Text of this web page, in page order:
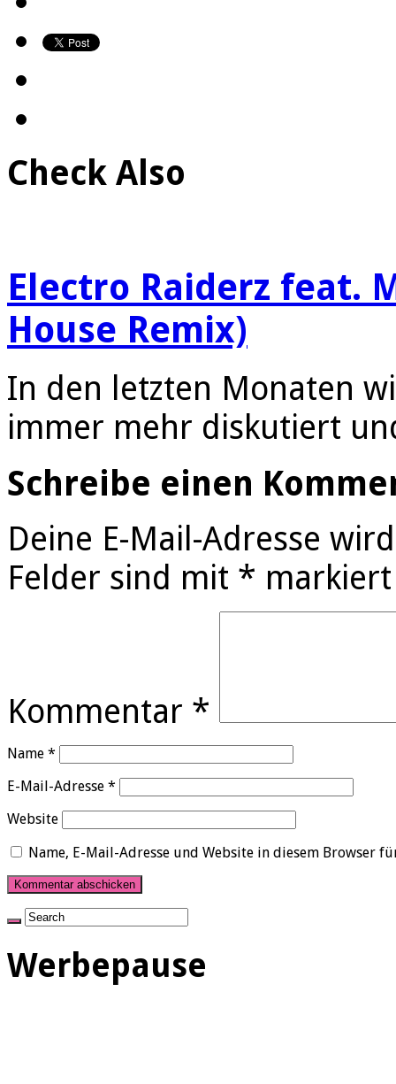
Check Also
Electro Raiderz feat.
House Remix)
In den letzten Monaten
immer mehr diskutiert
Schreibe einen
Deine E-Mail-Adresse
Felder sind mit * markiert
Kommentar *
Name *
E-Mail-Adresse *
Website
Name, E-Mail-Adresse und Website in diesem Browser
Werbepause